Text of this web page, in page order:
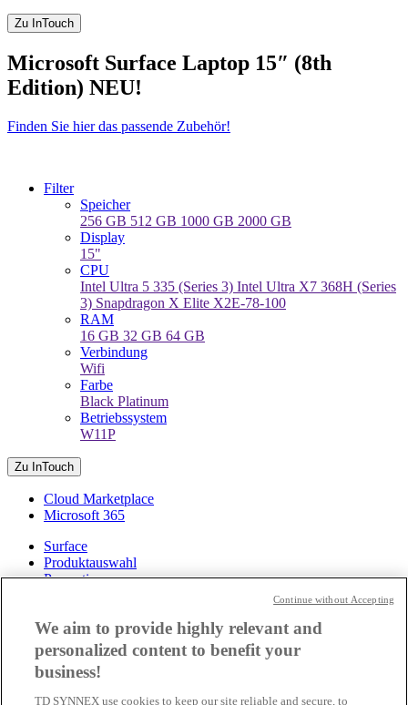
Zu InTouch
Microsoft Surface Laptop 15″ (8th
Edition) NEU!
Finden Sie hier das passende Zubehör!
Filter
Speicher
256 GB 512 GB 1000 GB 2000 GB
Display
15"
CPU
Intel Ultra 5 335 (Series 3) Intel Ultra X7 368H (Series
3) Snapdragon X Elite X2E-78-100
RAM
16 GB 32 GB 64 GB
Verbindung
Wifi
Farbe
Black Platinum
Betriebssystem
W11P
Zu InTouch
Cloud Marketplace
Microsoft 365
Surface
Produktauswahl
Promotionen
Azure Stack
Reserved Instances
We aim to provide highly relevant and
personalized content to benefit your
business!
TD SYNNEX use cookies to keep our site reliable and secure, to
Continue without Accepting